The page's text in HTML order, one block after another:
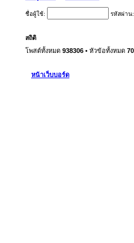
ชื่อผู้ใช้: รหัสผ่าน:
สถิติ
โพสต์ทั้งหมด 938306 • หัวข้อทั้งหมด
หน้าเว็บบอร์ด